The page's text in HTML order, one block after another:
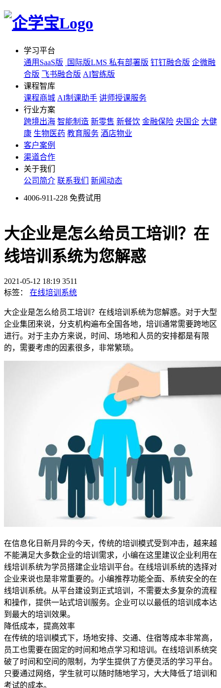
学习平台
通用SaaS版
国际版LMS 私有部署版 钉钉融合版 企微融
合版 飞书融合版 AI智练版
课程智库
课程商城 AI制课助手 讲师授课服务
行业方案
跨境出海 智能制造 新零售 新餐饮 金融保险 央国企 大健
康 生物医药 教育服务 酒店物业
客户案例
渠道合作
关于我们
公司简介 联系我们 新闻动态
4006-911-228 免费试用
大企业是怎么给员工培训？在
线培训系统为您解惑
2021-05-12 18:19 3511
标签：
在线培训系统
大企业是怎么给员工培训？在线培训系统为您解惑。对于大型
企业集团来说，分支机构遍布全国各地，培训通常需要跨地区
进行。对于主办方来说，时间、场地和人员的安排都是有限
的，需要考虑的因素很多，非常繁琐。
在信息化日新月异的今天，传统的培训模式受到冲击，越来越
不能满足大多数企业的培训需求，小编在这里建议企业利用在
线培训系统为学员搭建企业培训平台。在线培训系统的选择对
企业来说也是非常重要的。小编推荐功能全面、系统安全的在
线培训系统。从平台建设到正式培训，不需要太多复杂的流程
和操作，提供一站式培训服务。企业可以以最低的培训成本达
到最大的培训效果。
降低成本，提高效率
在传统的培训模式下，场地安排、交通、住宿等成本非常高，
员工也需要在固定的时间和地点学习和培训。在线培训系统突
破了时间和空间的限制，为学生提供了方便灵活的学习平台。
只要通过网络，学生就可以随时随地学习，大大降低了培训和
考试的成本。